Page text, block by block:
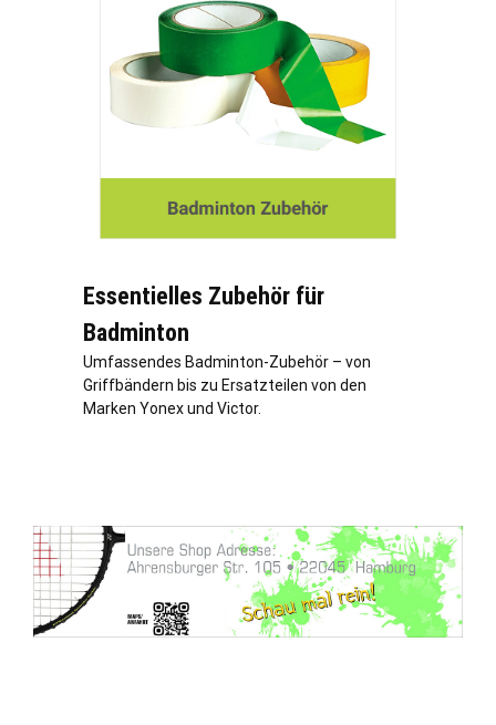
Essentielles Zubehör für
Badminton
Umfassendes Badminton-Zubehör – von
Griffbändern bis zu Ersatzteilen von den
Marken Yonex und Victor.